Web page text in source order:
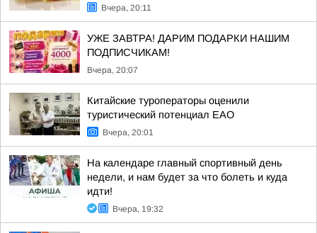
Вчера, 20:11
УЖЕ ЗАВТРА! ДАРИМ ПОДАРКИ НАШИМ
ПОДПИСЧИКАМ!
Вчера, 20:07
Китайские туроператоры оценили
туристический потенциал ЕАО
Вчера, 20:01
На календаре главный спортивный день
недели, и нам будет за что болеть и куда
идти!
Вчера, 19:32